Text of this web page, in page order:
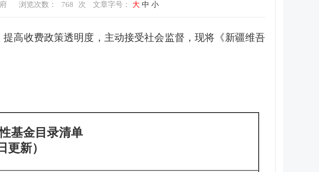
浏览次数： 768 次 文章字号： 大 中 小
高收费政策透明度，主动接受社会监督，现将《新疆维吾
基金目录清单
更新）